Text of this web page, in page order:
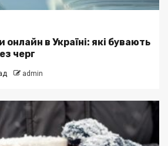
онлайн в Україні: які бувають
черг
admin